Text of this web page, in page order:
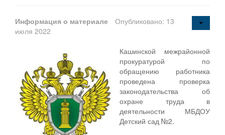
Информация о материале
Опубликовано: 13
июля 2022
Кашинской межрайонной
прокуратурой по
обращению работника
проведена проверка
законодательства об
охране труда в
деятельности МБДОУ
Детский сад №2.